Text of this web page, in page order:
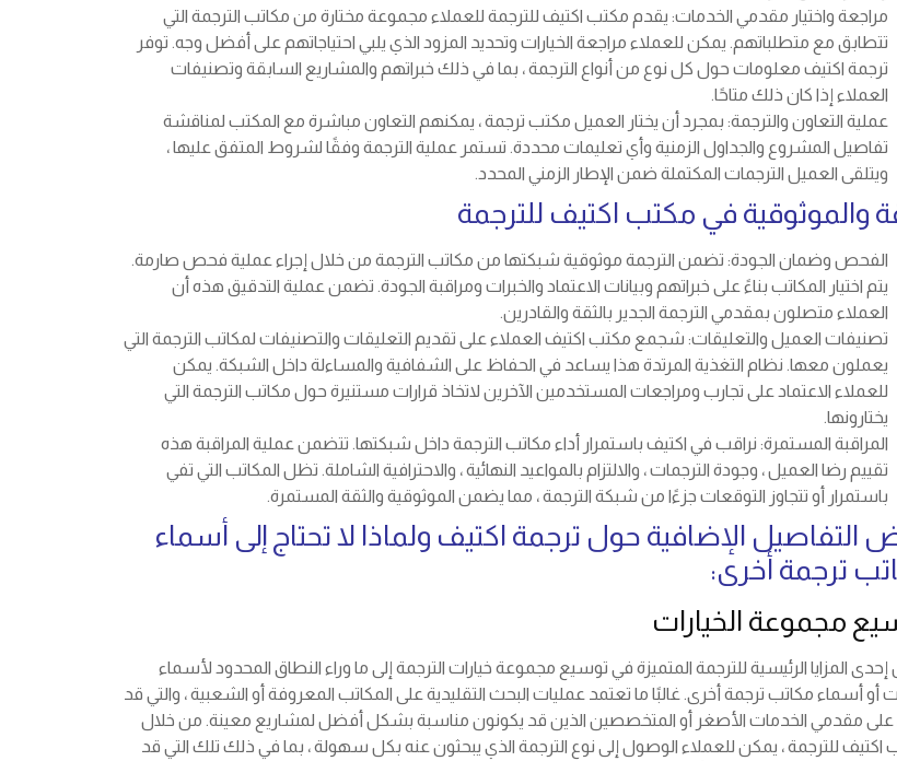
مراجعة واختيار مقدمي الخدمات: يقدم مكتب اكتيف للترجمة للعملاء مجموعة مختارة من مكاتب الترجمة التي
تتطابق مع متطلباتهم. يمكن للعملاء مراجعة الخيارات وتحديد المزود الذي يلبي احتياجاتهم على أفضل وجه. توفر
ترجمة اكتيف معلومات حول كل نوع من أنواع الترجمة ، بما في ذلك خبراتهم والمشاريع السابقة وتصنيفات
العملاء إذا كان ذلك متاحًا.
عملية التعاون والترجمة: بمجرد أن يختار العميل مكتب ترجمة ، يمكنهم التعاون مباشرة مع المكتب لمناقشة
تفاصيل المشروع والجداول الزمنية وأي تعليمات محددة. تستمر عملية الترجمة وفقًا لشروط المتفق عليها ،
ويتلقى العميل الترجمات المكتملة ضمن الإطار الزمني المحدد.
والموثوقية في مكتب اكتيف للترجمة
الفحص وضمان الجودة: تضمن الترجمة موثوقية شبكتها من مكاتب الترجمة من خلال إجراء عملية فحص صارمة.
يتم اختيار المكاتب بناءً على خبراتهم وبيانات الاعتماد والخبرات ومراقبة الجودة. تضمن عملية التدقيق هذه أن
العملاء متصلون بمقدمي الترجمة الجدير بالثقة والقادرين.
تصنيفات العميل والتعليقات: شجمع مكتب اكتيف العملاء على تقديم التعليقات والتصنيفات لمكاتب الترجمة التي
يعملون معها. نظام التغذية المرتدة هذا يساعد في الحفاظ على الشفافية والمساءلة داخل الشبكة. يمكن
للعملاء الاعتماد على تجارب ومراجعات المستخدمين الآخرين لاتخاذ قرارات مستنيرة حول مكاتب الترجمة التي
يختارونها.
المراقبة المستمرة: نراقب في اكتيف باستمرار أداء مكاتب الترجمة داخل شبكتها. تتضمن عملية المراقبة هذه
تقييم رضا العميل ، وجودة الترجمات ، والالتزام بالمواعيد النهائية ، والاحترافية الشاملة. تظل المكاتب التي تفي
باستمرار أو تتجاوز التوقعات جزءًا من شبكة الترجمة ، مما يضمن الموثوقية والثقة المستمرة.
التفاصيل الإضافية حول ترجمة اكتيف ولماذا لا تحتاج إلى أسماء
ترجمة أخرى:
مجموعة الخيارات
إحدى المزايا الرئيسية للترجمة المتميزة في توسيع مجموعة خيارات الترجمة إلى ما وراء النطاق المحدود لأسماء
أو أسماء مكاتب ترجمة أخرى. غالبًا ما تعتمد عمليات البحث التقليدية على المكاتب المعروفة أو الشعبية ، والتي قد
مقدمي الخدمات الأصغر أو المتخصصين الذين قد يكونون مناسبة بشكل أفضل لمشاريع معينة. من خلال
اكتيف للترجمة ، يمكن للعملاء الوصول إلى نوع الترجمة الذي يبحثون عنه بكل سهولة ، بما في ذلك تلك التي قد